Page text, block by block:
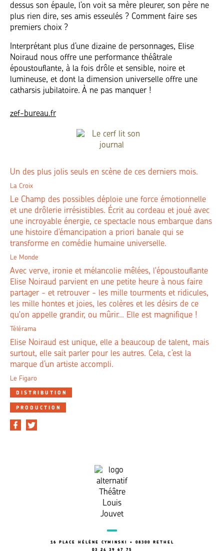
dessus son épaule, l’on voit sa mère pleurer, son père ne
plus rien dire, ses amis esseulés ? Comment faire ses
premiers choix ?
Interprétant plus d’une dizaine de personnages, Elise
Noiraud nous offre une performance théâtrale
époustouflante, à la fois drôle et sensible, noire et
lumineuse, et dont la dimension universelle offre une
catharsis jubilatoire. À ne pas manquer !
zef-bureau.fr
Un des plus jolis seuls en scène de ces derniers mois.
La Croix
Le Champ des possibles déploie une force émotionnelle
et une drôlerie irrésistibles. Écrit au cordeau et joué avec
une incroyable énergie, ce spectacle nous embarque dans
une histoire d’émancipation a priori banale qui se
transforme en comédie humaine universelle.
Le Monde
Avec verve, ironie et mélancolie mêlées, l'époustouflante
Elise Noiraud parvient en une petite heure à nous faire
partager - et retrouver - les mille tourments et ridicules,
les mille hontes et joies, les colères et les désirs de ce
qu'on appelle grandir, ou mûrir... Elle est magnifique !
Télérama
Elise Noiraud est unique, elle a beaucoup de talent, mais
surtout, elle sait parler pour les autres. Cela, c’est la
marque d’un artiste accompli.
Le Figaro
DISTRIBUTION
PRODUCTION
16 PLACE HÉLÈNE CYMINSKI • 08300 RETHEL
03 24 39 67 75